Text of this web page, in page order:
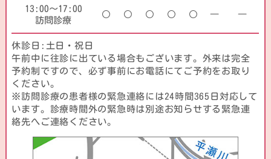
13:00～17:00
訪問診療
― ―
休診日:土日・祝日
午前中に往診に出ている場合もございます。外来は完全
予約制ですので、必ず事前にお電話にてご予約をお取り
ください。
※訪問診療の患者様の緊急連絡には24時間365日対応して
います。診療時間外の緊急時は別途お知らせする緊急連
絡先へご連絡ください。